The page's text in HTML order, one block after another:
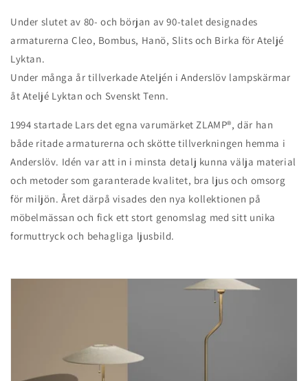
Under slutet av 80- och början av 90-talet designades
armaturerna Cleo, Bombus, Hanö, Slits och Birka för Ateljé
Lyktan.
Under många år tillverkade Ateljén i Anderslöv lampskärmar
åt Ateljé Lyktan och Svenskt Tenn.
1994 startade Lars det egna varumärket ZLAMP®, där han
både ritade armaturerna och skötte tillverkningen hemma i
Anderslöv. Idén var att in i minsta detalj kunna välja material
och metoder som garanterade kvalitet, bra ljus och omsorg
för miljön. Året därpå visades den nya kollektionen på
möbelmässan och fick ett stort genomslag med sitt unika
formuttryck och behagliga ljusbild.